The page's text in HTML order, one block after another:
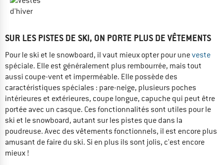
SUR LES PISTES DE SKI, ON PORTE PLUS DE VÊTEMENTS
Pour le ski et le snowboard, il vaut mieux opter pour uneveste
spéciale. Elle est généralement plus rembourrée, mais tout
aussi coupe-vent et imperméable. Elle possède des
caractéristiques spéciales : pare-neige, plusieurs poches
intérieures et extérieures, coupe longue, capuche qui peut être
portée avec un casque. Ces fonctionnalités sont utiles pour le
ski et le snowboard, autant sur les pistes que dans la
poudreuse. Avec des vêtements fonctionnels, il est encore plus
amusant de faire du ski. Si en plus ils sont jolis, c'est encore
mieux !